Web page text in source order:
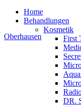
Home
Behandlungen
Kosmetik
First
DR.